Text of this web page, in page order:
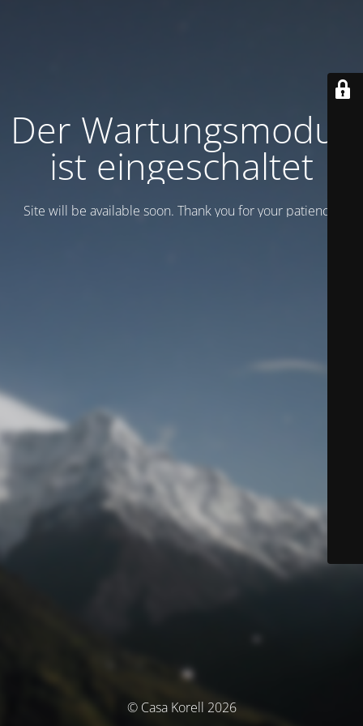
Der Wartungsmodus
ist eingeschaltet
Site will be available soon. Thank you for your patience!
© Casa Korell 2026